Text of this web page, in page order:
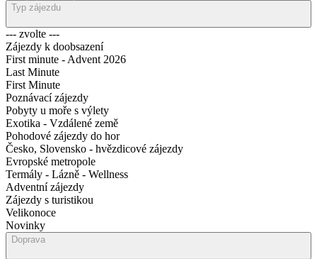
Typ zájezdu
--- zvolte ---
Zájezdy k doobsazení
First minute - Advent 2026
Last Minute
First Minute
Poznávací zájezdy
Pobyty u moře s výlety
Exotika - Vzdálené země
Pohodové zájezdy do hor
Česko, Slovensko - hvězdicové zájezdy
Evropské metropole
Termály - Lázně - Wellness
Adventní zájezdy
Zájezdy s turistikou
Velikonoce
Novinky
Doprava